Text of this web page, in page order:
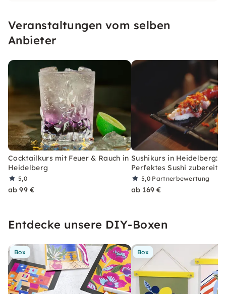
Veranstaltungen vom selben
Anbieter
Cocktailkurs mit Feuer & Rauch in
Heidelberg
5,0
ab 99 €
Sushikurs in Heidelberg:
Perfektes Sushi zubereiten
5,0 Partnerbewertung
ab 169 €
Entdecke unsere DIY-Boxen
Box Box